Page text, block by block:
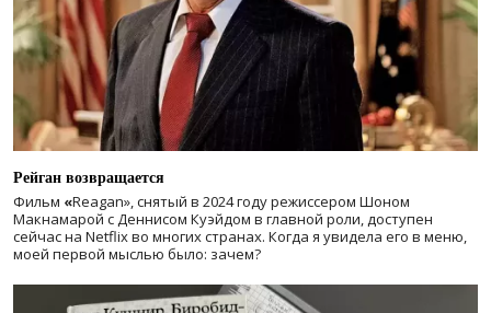
Рейган возвращается
Фильм «Reagan», снятый в 2024 годурежиссером Шоном
Макнамарой с Деннисом Куэйдом в главной роли, доступен
сейчас на Netflix во многих странах. Когда я увидела его в меню,
моей первой мыслью было: зачем?